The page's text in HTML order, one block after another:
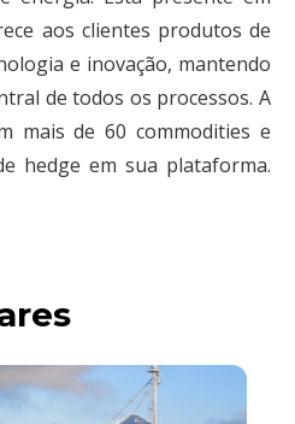
aos clientes produtos de
e inovação, mantendo
de todos os processos. A
mais de 60 commodities e
hedge em sua plataforma.